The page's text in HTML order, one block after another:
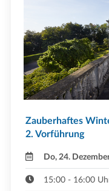
Zauberhaftes
2. Vorführung
Do, 24.
15:00 - 16:00